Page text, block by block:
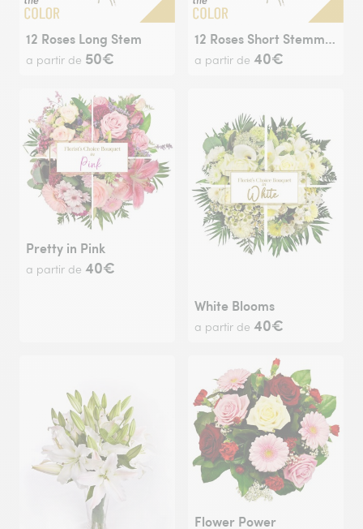
12 Roses Long Stem
a partir de 50€
12 Roses Short Stemmed
a partir de 40€
Pretty in Pink
a partir de 40€
White Blooms
a partir de 40€
Flower Power